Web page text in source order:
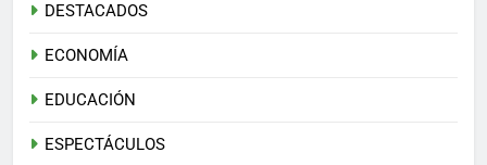
DESTACADOS
ECONOMÍA
EDUCACIÓN
ESPECTÁCULOS